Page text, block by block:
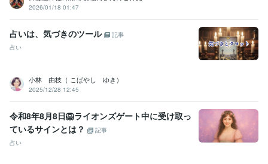
2026/01/18 01:47
占いは、気づきのツール
記事
占い
小林 由枝（ こばやし ゆき）
2025/12/28 12:45
令和8年8月8日🦁ライオンズゲート中に受け取っ
ているサインとは？
記事
占い